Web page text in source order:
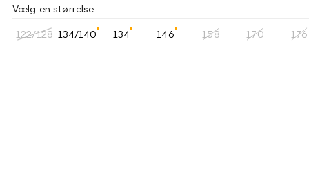
Vælg en størrelse
122/128 134/140 134 146 158 170 176